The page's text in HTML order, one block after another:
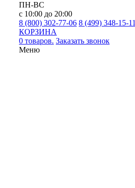
ПН-ВС
с 10:00 до 20:00
8 (800) 302-77-06 8 (499) 348-15-11
КОРЗИНА
0 товаров. Заказать звонок
Меню